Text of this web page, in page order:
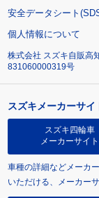
安全データシート
個人情報について
株式会社 スズキ自販高
831060000319号
スズキメーカーサイ
スズキ四輪車
メーカーサイト
車種の詳細などメーカ
いただける、メーカーサ